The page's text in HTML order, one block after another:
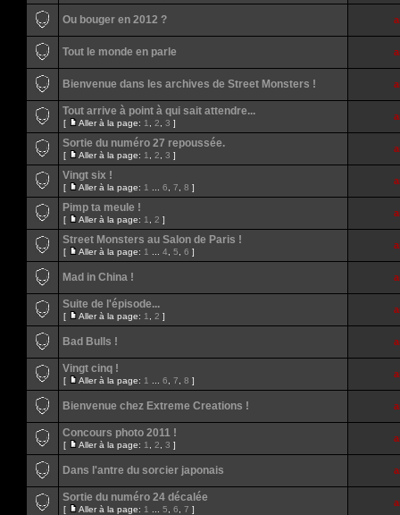
Ou bouger en 2012 ?
Tout le monde en parle
Bienvenue dans les archives de Street Monsters !
Tout arrive à point à qui sait attendre...
[ Aller à la page: 1 2 3 ]
Sortie du numéro 27 repoussée.
[ Aller à la page: 1 2 3 ]
Vingt six !
[ Aller à la page: 1 6 7 8 ]
Pimp ta meule !
[ Aller à la page: 1 2 ]
Street Monsters au Salon de Paris !
[ Aller à la page: 1 4 5 6 ]
Mad in China !
Suite de l'épisode...
[ Aller à la page: 1 2 ]
Bad Bulls !
Vingt cinq !
[ Aller à la page: 1 6 7 8 ]
Bienvenue chez Extreme Creations !
Concours photo 2011 !
[ Aller à la page: 1 2 3 ]
Dans l'antre du sorcier japonais
Sortie du numéro 24 décalée
[ Aller à la page: 1 5 6 7 ]